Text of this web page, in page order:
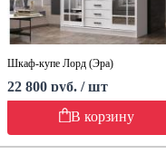
Шкаф-купе Лорд (Эра)
22 800 руб. / шт
В корзину